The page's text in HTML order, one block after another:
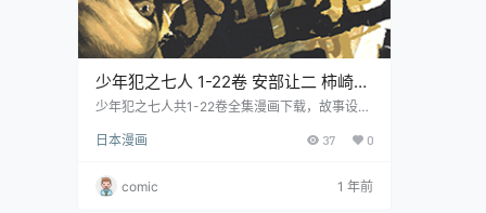
少年犯之七人 1-22卷 安部让二 柿崎正
澄 漫画百度网盘下载
少年犯之七人共1-22卷全集漫画下载，故事设定
六个少年的故事。在樱哥的教导下，他们学会了
日本漫画 37 0
comic 1 年前